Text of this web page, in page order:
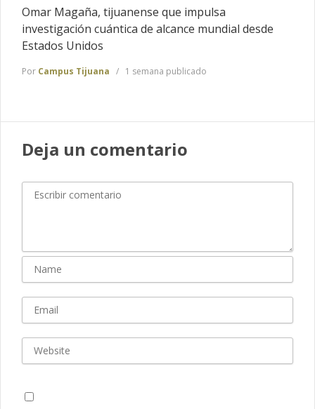
Omar Magaña, tijuanense que impulsa
investigación cuántica de alcance mundial desde
Estados Unidos
Por Campus Tijuana 1 semana publicado
Deja un comentario